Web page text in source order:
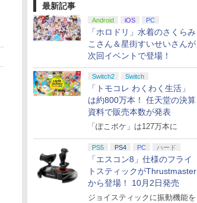
最新記事
Android iOS PC
「ホロドリ」水着のさくらみ
こさん＆星街すいせいさんが
次回イベントで登場！
Switch2 Switch
「トモコレ わくわく生活」
は約800万本！ 任天堂の決算
資料で販売本数が発表
「ぽこポケ」は127万本に
PS5 PS4 PC ハード
「エスコン8」仕様のフライ
トスティックがThrustmaster
から登場！ 10月2日発売
ジョイスティックに振動機能を